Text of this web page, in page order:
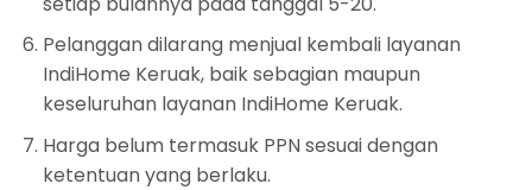
Pelanggan dilarang menjual kembali layanan
IndiHome Keruak, baik sebagian maupun
keseluruhan layanan IndiHome Keruak.
Harga belum termasuk PPN sesuai dengan
ketentuan yang berlaku.